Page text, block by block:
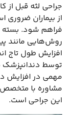
جراحی لثه قبل از
از بیماران ضروری
فراهم شود. بسته
روش‌هایی مانند
افزایش طول تاج
توسط
مهمی در افزایش
مشاوره با متخصص
این جراحی است.